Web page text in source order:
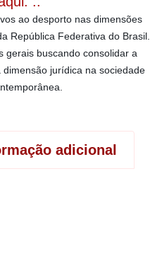
ao desporto nas dimensões
República Federativa do Brasil.
gerais buscando consolidar a
jurídica na sociedade
adicional